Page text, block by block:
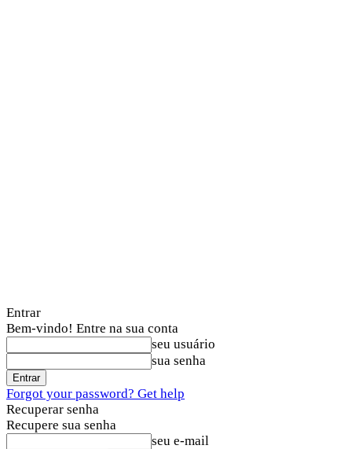
Entrar
Bem-vindo! Entre na sua conta
seu usuário
sua senha
Forgot your password? Get help
Recuperar senha
Recupere sua senha
seu e-mail